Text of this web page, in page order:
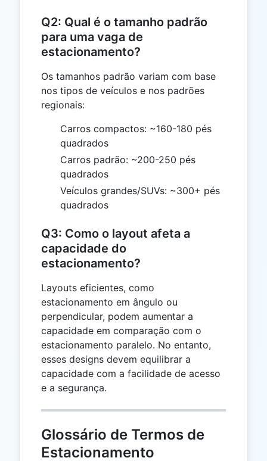
Q2: Qual é o tamanho padrão
para uma vaga de
estacionamento?
Os tamanhos padrão variam com base
nos tipos de veículos e nos padrões
regionais:
Carros compactos: ~160-180 pés
quadrados
Carros padrão: ~200-250 pés
quadrados
Veículos grandes/SUVs: ~300+ pés
quadrados
Q3: Como o layout afeta a
capacidade do
estacionamento?
Layouts eficientes, como
estacionamento em ângulo ou
perpendicular, podem aumentar a
capacidade em comparação com o
estacionamento paralelo. No entanto,
esses designs devem equilibrar a
capacidade com a facilidade de acesso
e a segurança.
Glossário de Termos de
Estacionamento